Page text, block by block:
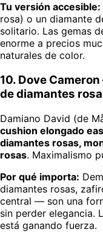
Tu versión accesible:
rosa) o un diamante
solitario. Las gemas
enorme a precios
naturales de color.
10. Dove
de diamantes
Damiano David (de
cushion elongado
diamantes rosas,
rosas. Maximalismo
Por qué importa:
diamantes rosas,
central — son una
sin perder elegancia.
está ganando fuerza.